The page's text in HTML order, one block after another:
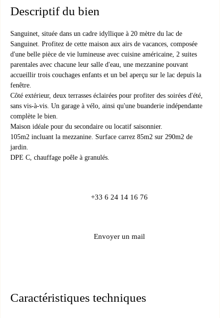
Descriptif du bien
Sanguinet, située dans un cadre idyllique à 20 mètre du lac de
Sanguinet. Profitez de cette maison aux airs de vacances, composée
d'une belle pièce de vie lumineuse avec cuisine américaine, 2 suites
parentales avec chacune leur salle d'eau, une mezzanine pouvant
accueillir trois couchages enfants et un bel aperçu sur le lac depuis la
fenêtre.
Côté extérieur, deux terrasses éclairées pour profiter des soirées d'été,
sans vis-à-vis. Un garage à vélo, ainsi qu'une buanderie indépendante
complète le bien.
Maison idéale pour du secondaire ou locatif saisonnier.
105m2 incluant la mezzanine. Surface carrez 85m2 sur 290m2 de
jardin.
DPE C, chauffage poêle à granulés.
+33 6 24 14 16 76
Envoyer un mail
Caractéristiques techniques